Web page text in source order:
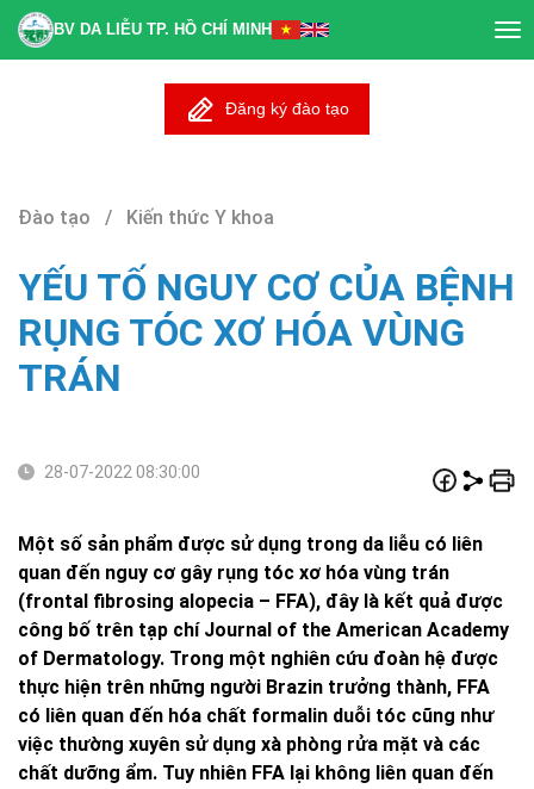
BV DA LIỄU TP. HỒ CHÍ MINH
Đăng ký đào tạo
Đào tạo / Kiến thức Y khoa
YẾU TỐ NGUY CƠ CỦA BỆNH
RỤNG TÓC XƠ HÓA VÙNG
TRÁN
28-07-2022 08:30:00
Một số sản phẩm được sử dụng trong da liễu có liên
quan đến nguy cơ gây rụng tóc xơ hóa vùng trán
(frontal fibrosing alopecia – FFA), đây là kết quả được
công bố trên tạp chí Journal of the American Academy
of Dermatology. Trong một nghiên cứu đoàn hệ được
thực hiện trên những người Brazin trưởng thành, FFA
có liên quan đến hóa chất formalin duỗi tóc cũng như
việc thường xuyên sử dụng xà phòng rửa mặt và các
chất dưỡng ẩm. Tuy nhiên FFA lại không liên quan đến